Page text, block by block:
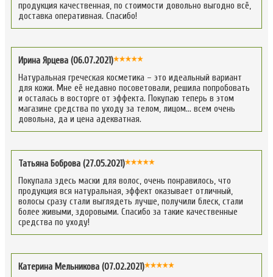
продукция качественная, по стоимости довольно выгодно всё,
доставка оперативная. Спасибо!
Ирина Ярцева (06.07.2021)
Натуральная греческая косметика – это идеальный вариант
для кожи. Мне её недавно посоветовали, решила попробовать
и осталась в восторге от эффекта. Покупаю теперь в этом
магазине средства по уходу за телом, лицом… всем очень
довольна, да и цена адекватная.
Татьяна Боброва (27.05.2021)
Покупала здесь маски для волос, очень понравилось, что
продукция вся натуральная, эффект оказывает отличный,
волосы сразу стали выглядеть лучше, получили блеск, стали
более живыми, здоровыми. Спасибо за такие качественные
средства по уходу!
Катерина Мельникова (07.02.2021)